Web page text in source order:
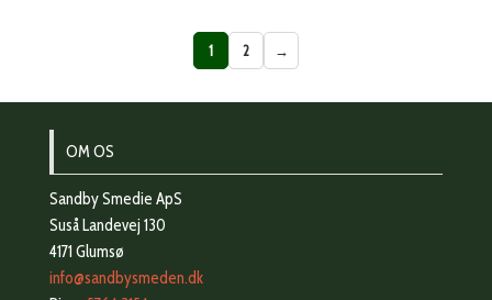
1 2 →
OM OS
Sandby Smedie ApS
Suså Landevej 130
4171 Glumsø
info@sandbysmeden.dk